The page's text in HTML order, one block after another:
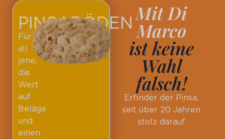
Mit Di
Marco
ist keine
Wahl
falsch!
Erfinder der Pinsa,
seit über 20 Jahren
stolz darauf
PINSABÖDEN
Für
all
jene,
die
Wert
auf
Beläge
und
einen